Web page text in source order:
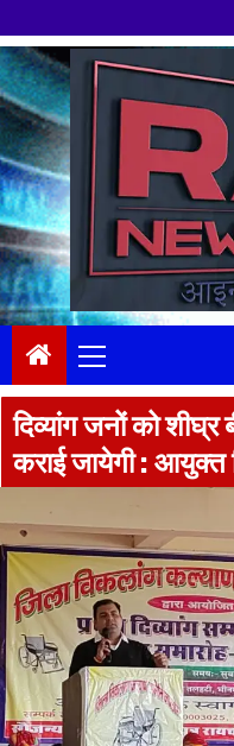
नमस्कार
Skip
to
content
Menu
दिव्यांग जनों को
कराई जायेगी : आयुक्त